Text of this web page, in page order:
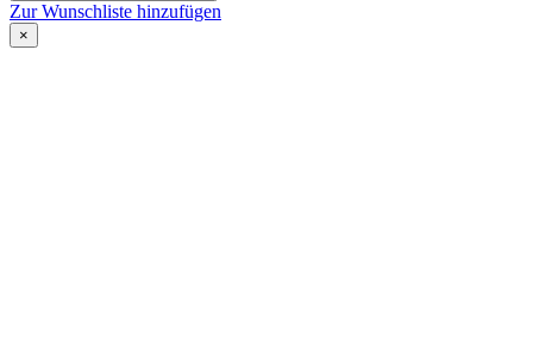
Zur Wunschliste hinzufügen
×